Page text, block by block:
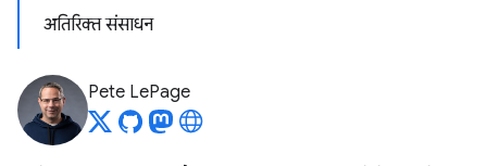
अतिरिक्त संसाधन
Pete LePage